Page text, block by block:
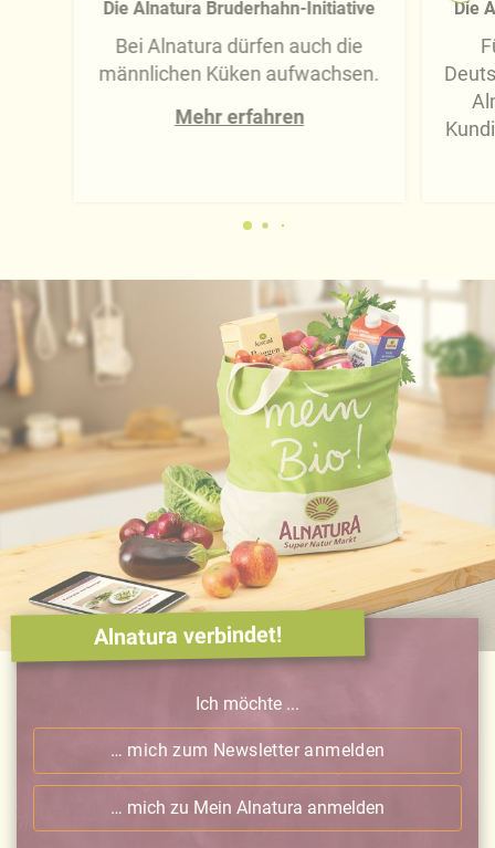
Die Alnatura Bruderhahn-Initiative
Bei Alnatura dürfen auch die
männlichen Küken aufwachsen.
Mehr erfahren
Die
Alnatura verbindet!
Ich möchte ...
… mich zum Newsletter anmelden
… mich zu Mein Alnatura anmelden